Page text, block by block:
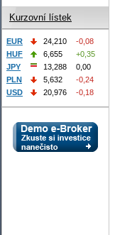
Kurzovní lístek
EUR 24,210
-0,08
HUF
6,655
+0,35
JPY
13,288
0,00
PLN
5,632
-0,24
USD
20,976 -0,18